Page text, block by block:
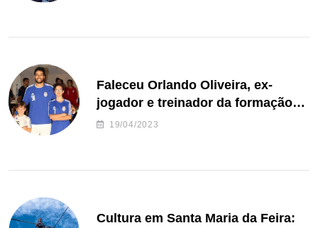
Faleceu Orlando Oliveira, ex-
jogador e treinador da formação
de andebol do Feirense
19/04/2023
Cultura em Santa Maria da Feira: